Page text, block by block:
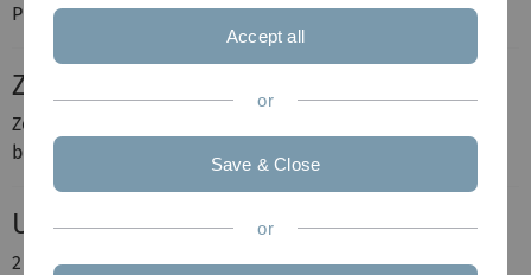
Prof. Dr. Evgeny Spodarev
Zeit und Ort
Zeit und Ort der Vorträge werden jeweils separat
bekanntgegeben (siehe unten).
Umfang
2 Semesterwochenstunden
Accept all
or
Save & Close
or